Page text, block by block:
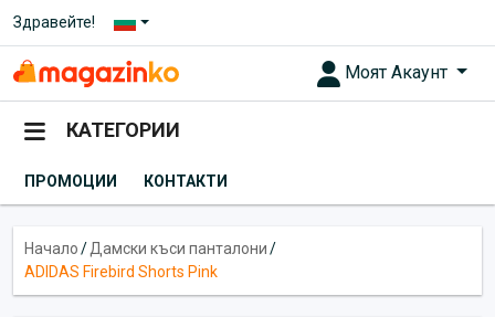
Здравейте!
Моят Акаунт
КАТЕГОРИИ
ПРОМОЦИИ КОНТАКТИ
Начало/Дамски къси панталони/
ADIDAS Firebird Shorts Pink